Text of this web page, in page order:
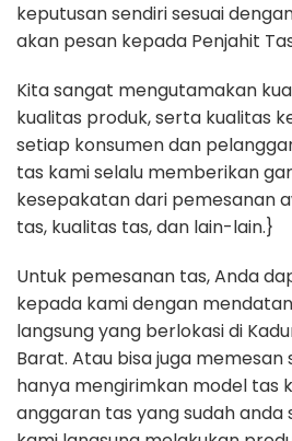
keputusan sendiri sesuai
akan pesan kepada Penjahit
Kita sangat mengutamakan
kualitas produk, serta kualitas
setiap konsumen dan
tas kami selalu memberikan
kesepakatan dari pemesanan
tas, kualitas tas, dan lain-lain.}
Untuk pemesanan tas, Anda
kepada kami dengan
langsung yang berlokasi di
Barat. Atau bisa juga
hanya mengirimkan model tas
anggaran tas yang sudah anda